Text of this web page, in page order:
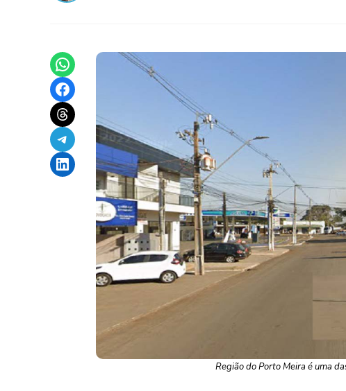
Share on WhatsApp
Share on Facebook
Share on Threads
Share on Telegram
Share on LinkedIn
Região do Porto Meira é uma